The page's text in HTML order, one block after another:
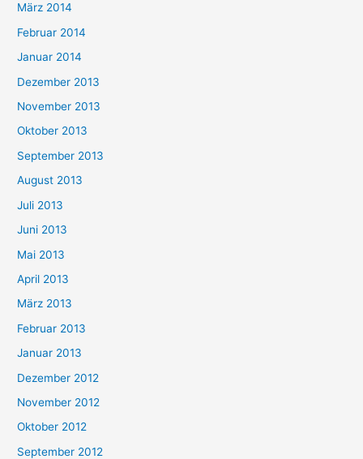
März 2014
Februar 2014
Januar 2014
Dezember 2013
November 2013
Oktober 2013
September 2013
August 2013
Juli 2013
Juni 2013
Mai 2013
April 2013
März 2013
Februar 2013
Januar 2013
Dezember 2012
November 2012
Oktober 2012
September 2012